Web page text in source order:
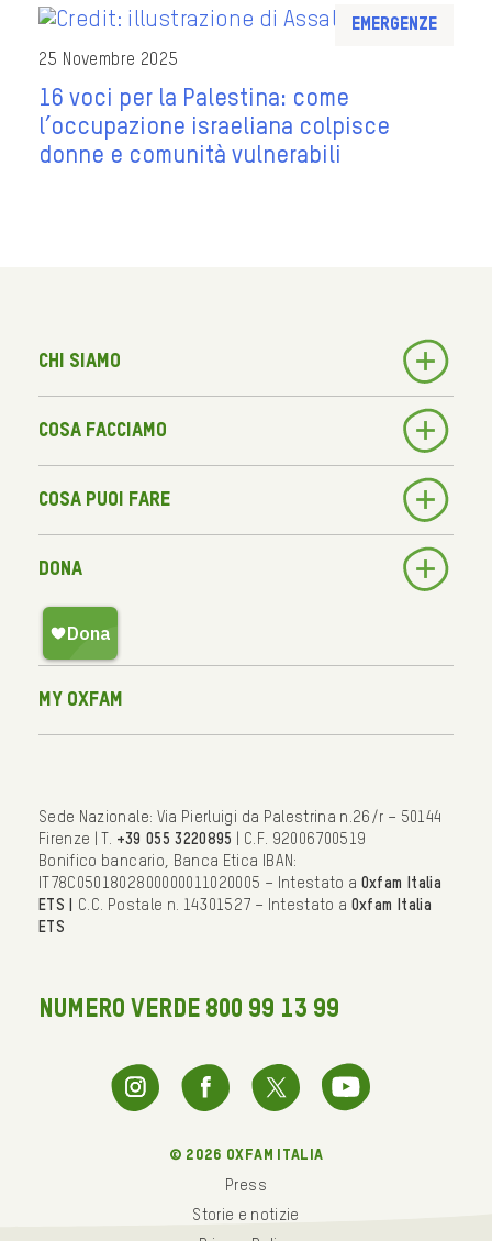
Emergenze
25 Novembre 2025
16 voci per la Palestina: come
l’occupazione israeliana colpisce
donne e comunità vulnerabili
Chi siamo
Cosa facciamo
Cosa puoi fare
Dona
My Oxfam
Sede Nazionale: Via Pierluigi da Palestrina n.26/r – 50144
Firenze | T. +39 055 3220895
| C.F. 92006700519
Bonifico bancario, Banca Etica IBAN:
IT78C0501802800000011020005 – Intestato a Oxfam Italia
ETS | C.C. Postale n. 14301527 – Intestato a Oxfam Italia
ETS
NUMERO VERDE 800 99 13 99
© 2026 oxfam italia
Press
Storie e notizie